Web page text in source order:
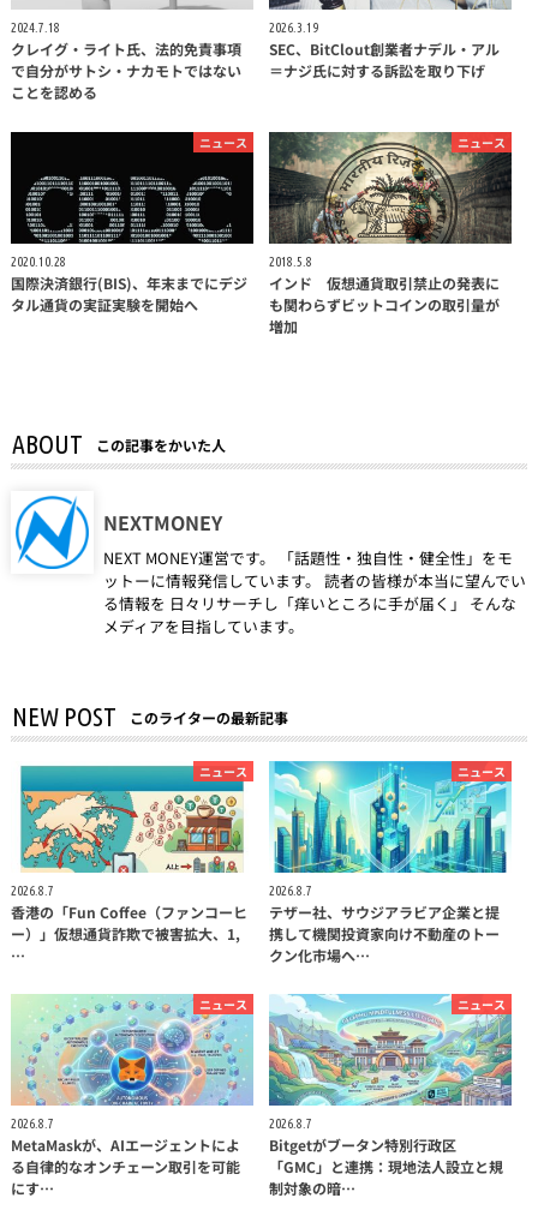
2024.7.18
クレイグ・ライト氏、法的免責事項
で自分がサトシ・ナカモトではない
ことを認める
2026.3.19
SEC、BitClout創業者ナデル・アル
＝ナジ氏に対する訴訟を取り下げ
ニュース
2020.10.28
国際決済銀行(BIS)、年末までにデジ
タル通貨の実証実験を開始へ
ニュース
2018.5.8
インド 仮想通貨取引禁止の発表に
も関わらずビットコインの取引量が
増加
ABOUT この記事をかいた人
NEXTMONEY
NEXT MONEY運営です。 「話題性・独自性・健全性」をモ
ットーに情報発信しています。 読者の皆様が本当に望んでい
る情報を 日々リサーチし「痒いところに手が届く」 そんな
メディアを目指しています。
NEW POST このライターの最新記事
ニュース
2026.8.7
香港の「Fun Coffee（ファンコーヒ
ー）」仮想通貨詐欺で被害拡大、1,
…
ニュース
2026.8.7
テザー社、サウジアラビア企業と提
携して機関投資家向け不動産のトー
クン化市場へ…
ニュース
2026.8.7
MetaMaskが、AIエージェントによ
る自律的なオンチェーン取引を可能
にす…
ニュース
2026.8.7
Bitgetがブータン特別行政区
「GMC」と連携：現地法人設立と規
制対象の暗…